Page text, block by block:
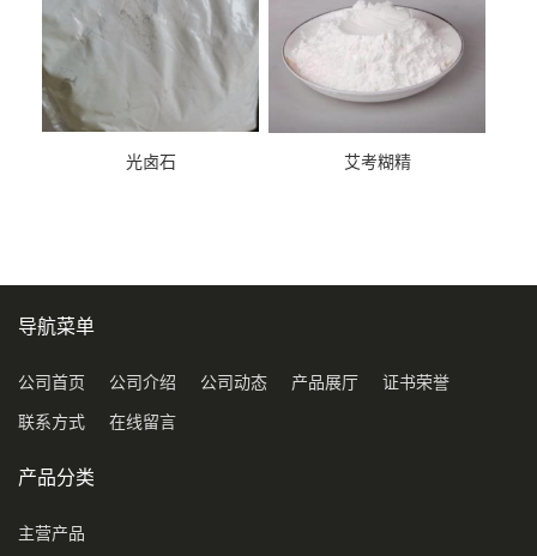
光卤石 艾考糊精
导航菜单
公司首页 公司介绍 公司动态 产品展厅 证书荣誉
联系方式 在线留言
产品分类
主营产品